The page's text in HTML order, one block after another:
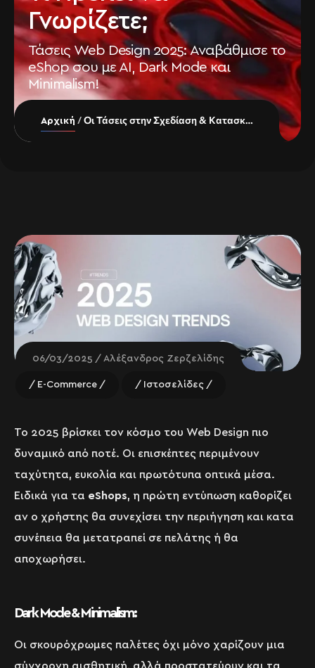
Γνωρίζετε;
Τάσεις Web Design 2025: Αναβάθμισε το
eShop σου με AI, Dark Mode και
Minimalism!
Αρχική Οι Τάσεις στην Σχεδίαση & Κατασκευή Ιστοσελίδων το 2025: Τι Πρέπει να Γνωρίζετε;
06/03/2025 Αλέξανδρος Ζερζελίδης
E-Commerce Ιστοσελίδες
Το 2025 βρίσκει τον κόσμο του Web Design πιο
δυναμικό από ποτέ. Οι επισκέπτες περιμένουν
ταχύτητα, ευκολία και πρωτότυπα οπτικά μέσα.
Ειδικά για τα eShops, η πρώτη εντύπωση καθορίζει
αν ο χρήστης θα συνεχίσει την περιήγηση και κατα
συνέπεια θα μετατραπεί σε πελάτης ή θα
αποχωρήσει.
Dark Mode & Minimalism:
Οι σκουρόχρωμες παλέτες όχι μόνο χαρίζουν μια
σύγχρονη αισθητική, αλλά προστατεύουν και τα